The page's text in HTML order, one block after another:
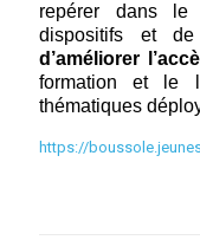
repérer dans le
dispositifs et
d’améliorer
formation et le
thématiques
https://